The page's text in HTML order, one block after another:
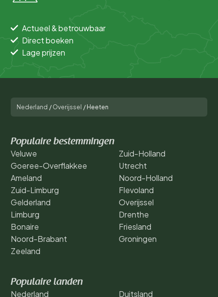
Actueel & betrouwbaar
Direct boeken
Lage prijzen
Nederland / Overijssel / Heeten
Populaire bestemmingen
Veluwe
Goeree-Overflakkee
Ameland
Zuid-Limburg
Gelderland
Limburg
Bonaire
Noord-Brabant
Zeeland
Zuid-Holland
Utrecht
Noord-Holland
Flevoland
Overijssel
Drenthe
Friesland
Groningen
Populaire landen
Nederland
Duitsland